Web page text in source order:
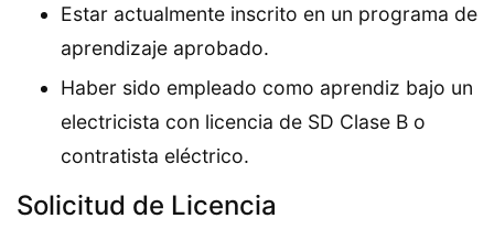
Estar actualmente inscrito en un programa de
aprendizaje aprobado.
Haber sido empleado como aprendiz bajo un
electricista con licencia de SD Clase B o
contratista eléctrico.
Solicitud de Licencia